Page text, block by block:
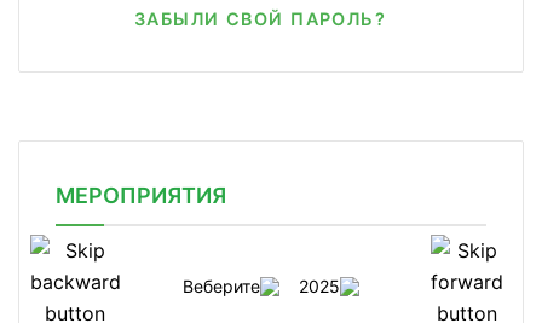
ЗАБЫЛИ СВОЙ ПАРОЛЬ?
МЕРОПРИЯТИЯ
Веберите 2025